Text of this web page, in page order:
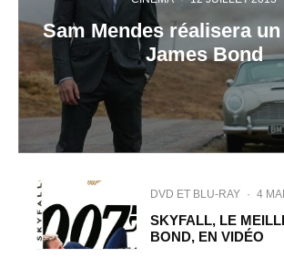
Sam Mendes réalisera
James Bond
DVD ET BLU-RAY · 4
SKYFALL, LE
BOND, EN VIDÉO